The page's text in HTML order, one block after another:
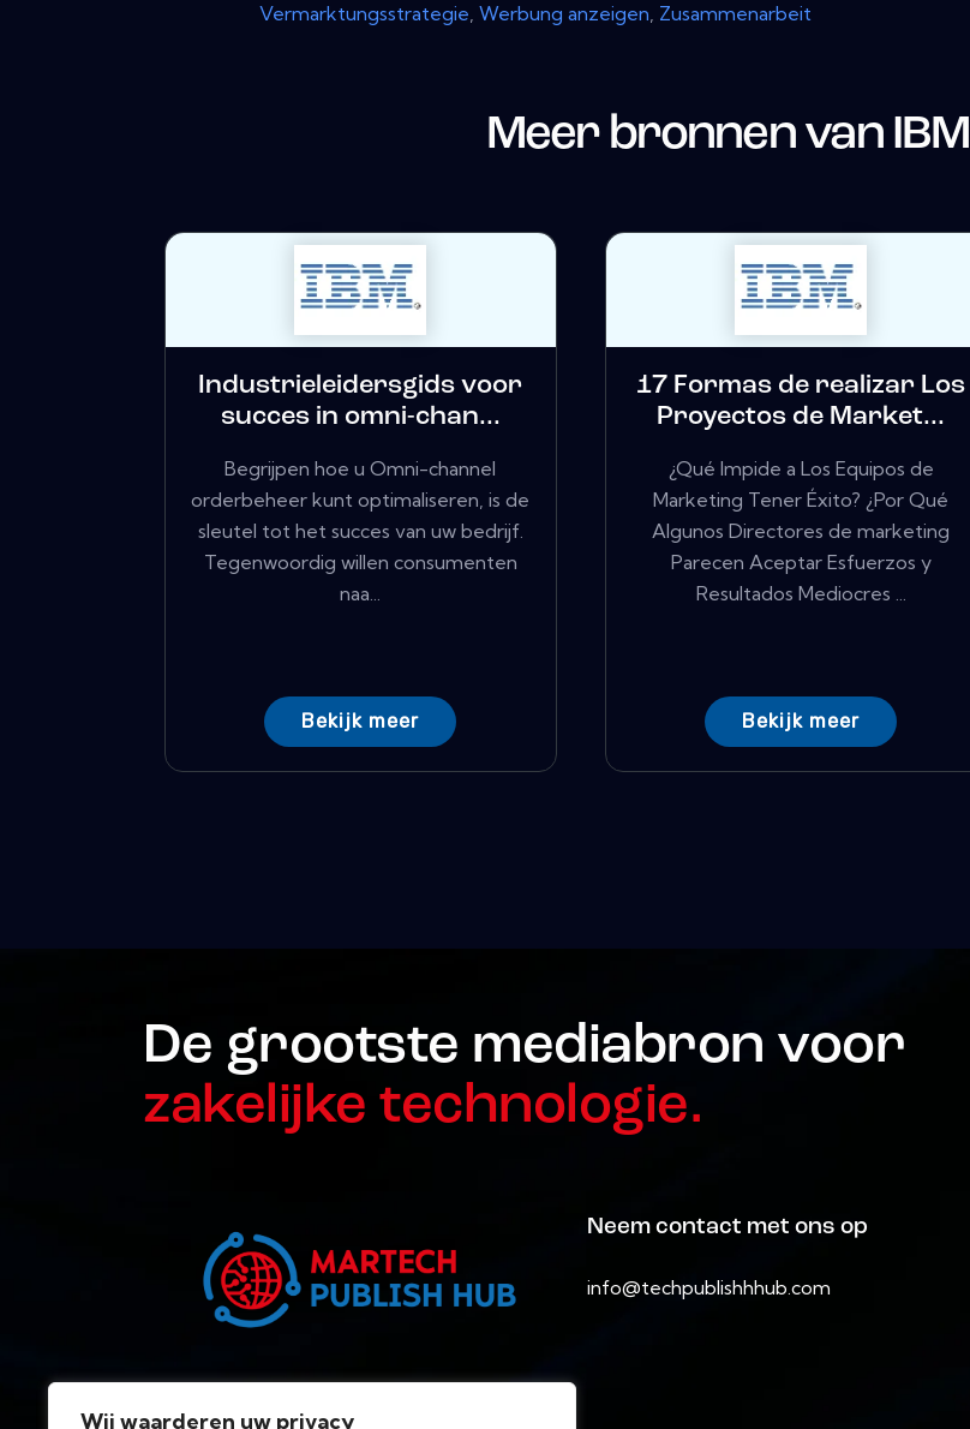
Wij waarderen uw privacy
Vermarktungsstrategie,Werbung anzeigen, Zusammenarbeit
Meer bronnen van IBM
Industrieleidersgids voor
succes in omni-chan...
Begrijpen hoe u Omni-channel
orderbeheer kunt optimaliseren, is de
sleutel tot het succes van uw bedrijf.
Tegenwoordig willen consumenten
naa...
Bekijk meer
17 Formas de realizar Los
Proyectos de Market...
¿Qué Impide a Los Equipos de
Marketing Tener Éxito? ¿Por Qué
Algunos Directores de marketing
Parecen Aceptar Esfuerzos y
Resultados Mediocres ...
Bekijk meer
De grootste mediabron voor
zakelijke technologie.
Neem contact met ons op
info@techpublishhhub.com